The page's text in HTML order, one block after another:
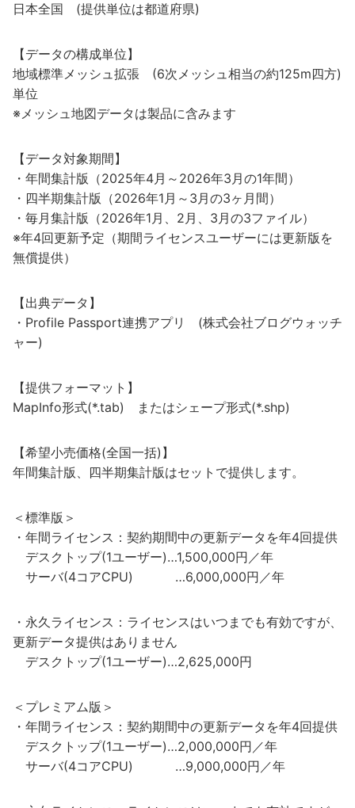
日本全国 (提供単位は都道府県)
【データの構成単位】
地域標準メッシュ拡張 (6次メッシュ相当の約125m四方)
単位
※メッシュ地図データは製品に含みます
【データ対象期間】
・年間集計版（2025年4月～2026年3月の1年間）
・四半期集計版（2026年1月～3月の3ヶ月間）
・毎月集計版（2026年1月、2月、3月の3ファイル）
※年4回更新予定（期間ライセンスユーザーには更新版を
無償提供）
【出典データ】
・Profile Passport連携アプリ (株式会社ブログウォッチ
ャー)
【提供フォーマット】
MapInfo形式(*.tab) またはシェープ形式(*.shp)
【希望小売価格(全国一括)】
年間集計版、四半期集計版はセットで提供します。
＜標準版＞
・年間ライセンス：契約期間中の更新データを年4回提供
デスクトップ(1ユーザー)…1,500,000円／年
サーバ(4コアCPU) …6,000,000円／年
・永久ライセンス：ライセンスはいつまでも有効ですが、
更新データ提供はありません
デスクトップ(1ユーザー)…2,625,000円
＜プレミアム版＞
・年間ライセンス：契約期間中の更新データを年4回提供
デスクトップ(1ユーザー)…2,000,000円／年
サーバ(4コアCPU) …9,000,000円／年